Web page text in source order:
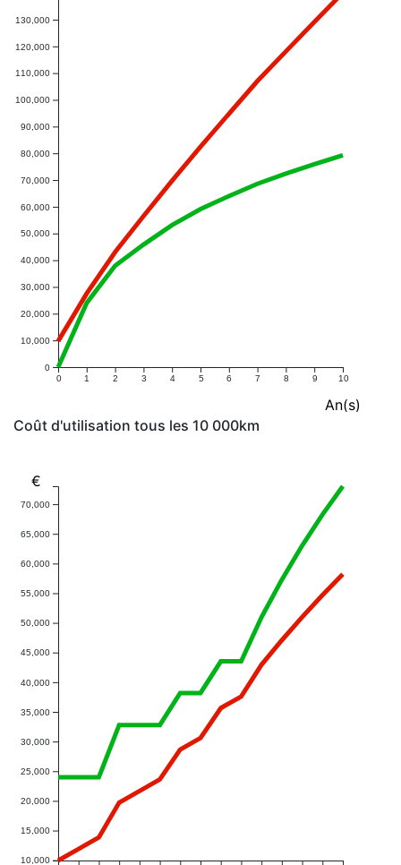
0 1 2 3 4 5 6 7 8 9 10
0
10,000
20,000
30,000
40,000
50,000
60,000
70,000
80,000
90,000
100,000
110,000
120,000
130,000
An(s)
Coût d'utilisation tous les 10 000km
10,000
15,000
20,000
25,000
30,000
35,000
40,000
45,000
50,000
55,000
60,000
65,000
70,000
€